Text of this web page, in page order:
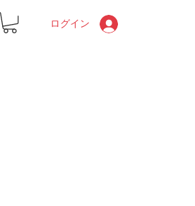
ログイン